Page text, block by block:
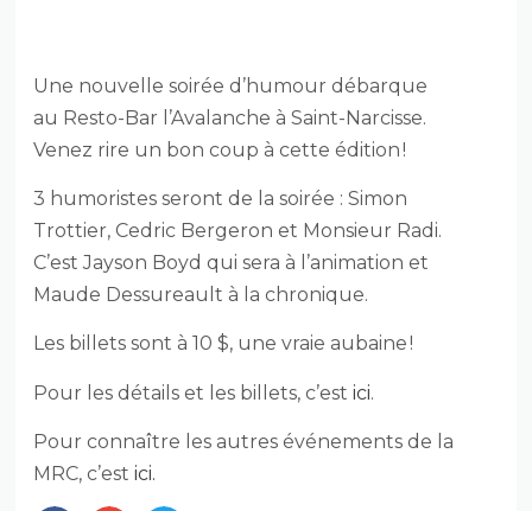
Une nouvelle soirée d’humour débarque
au Resto-Bar l’Avalanche à Saint-Narcisse.
Venez rire un bon coup à cette édition !
3 humoristes seront de la soirée : Simon
Trottier, Cedric Bergeron et Monsieur Radi.
C’est Jayson Boyd qui sera à l’animation et
Maude Dessureault à la chronique.
Les billets sont à 10 $, une vraie aubaine !
Pour les détails et les billets, c’estici.
Pour connaître les autres événements de la
MRC, c’estici.